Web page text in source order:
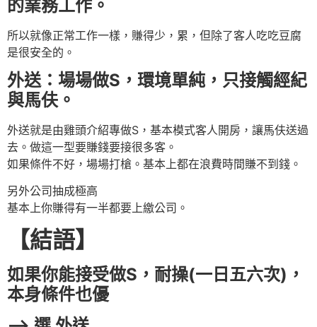
的業務工作。
所以就像正常工作一樣，賺得少，累，但除了客人吃吃豆腐
是很安全的。
外送：場場做S，環境單純，只接觸經紀
與馬伕。
外送就是由雞頭介紹專做S，基本模式客人開房，讓馬伕送過
去。做這一型要賺錢要接很多客。
如果條件不好，場場打槍。基本上都在浪費時間賺不到錢。
另外公司抽成極高
基本上你賺得有一半都要上繳公司。
【結語】
如果你能接受做S，耐操(一日五六次)，
本身條件也優